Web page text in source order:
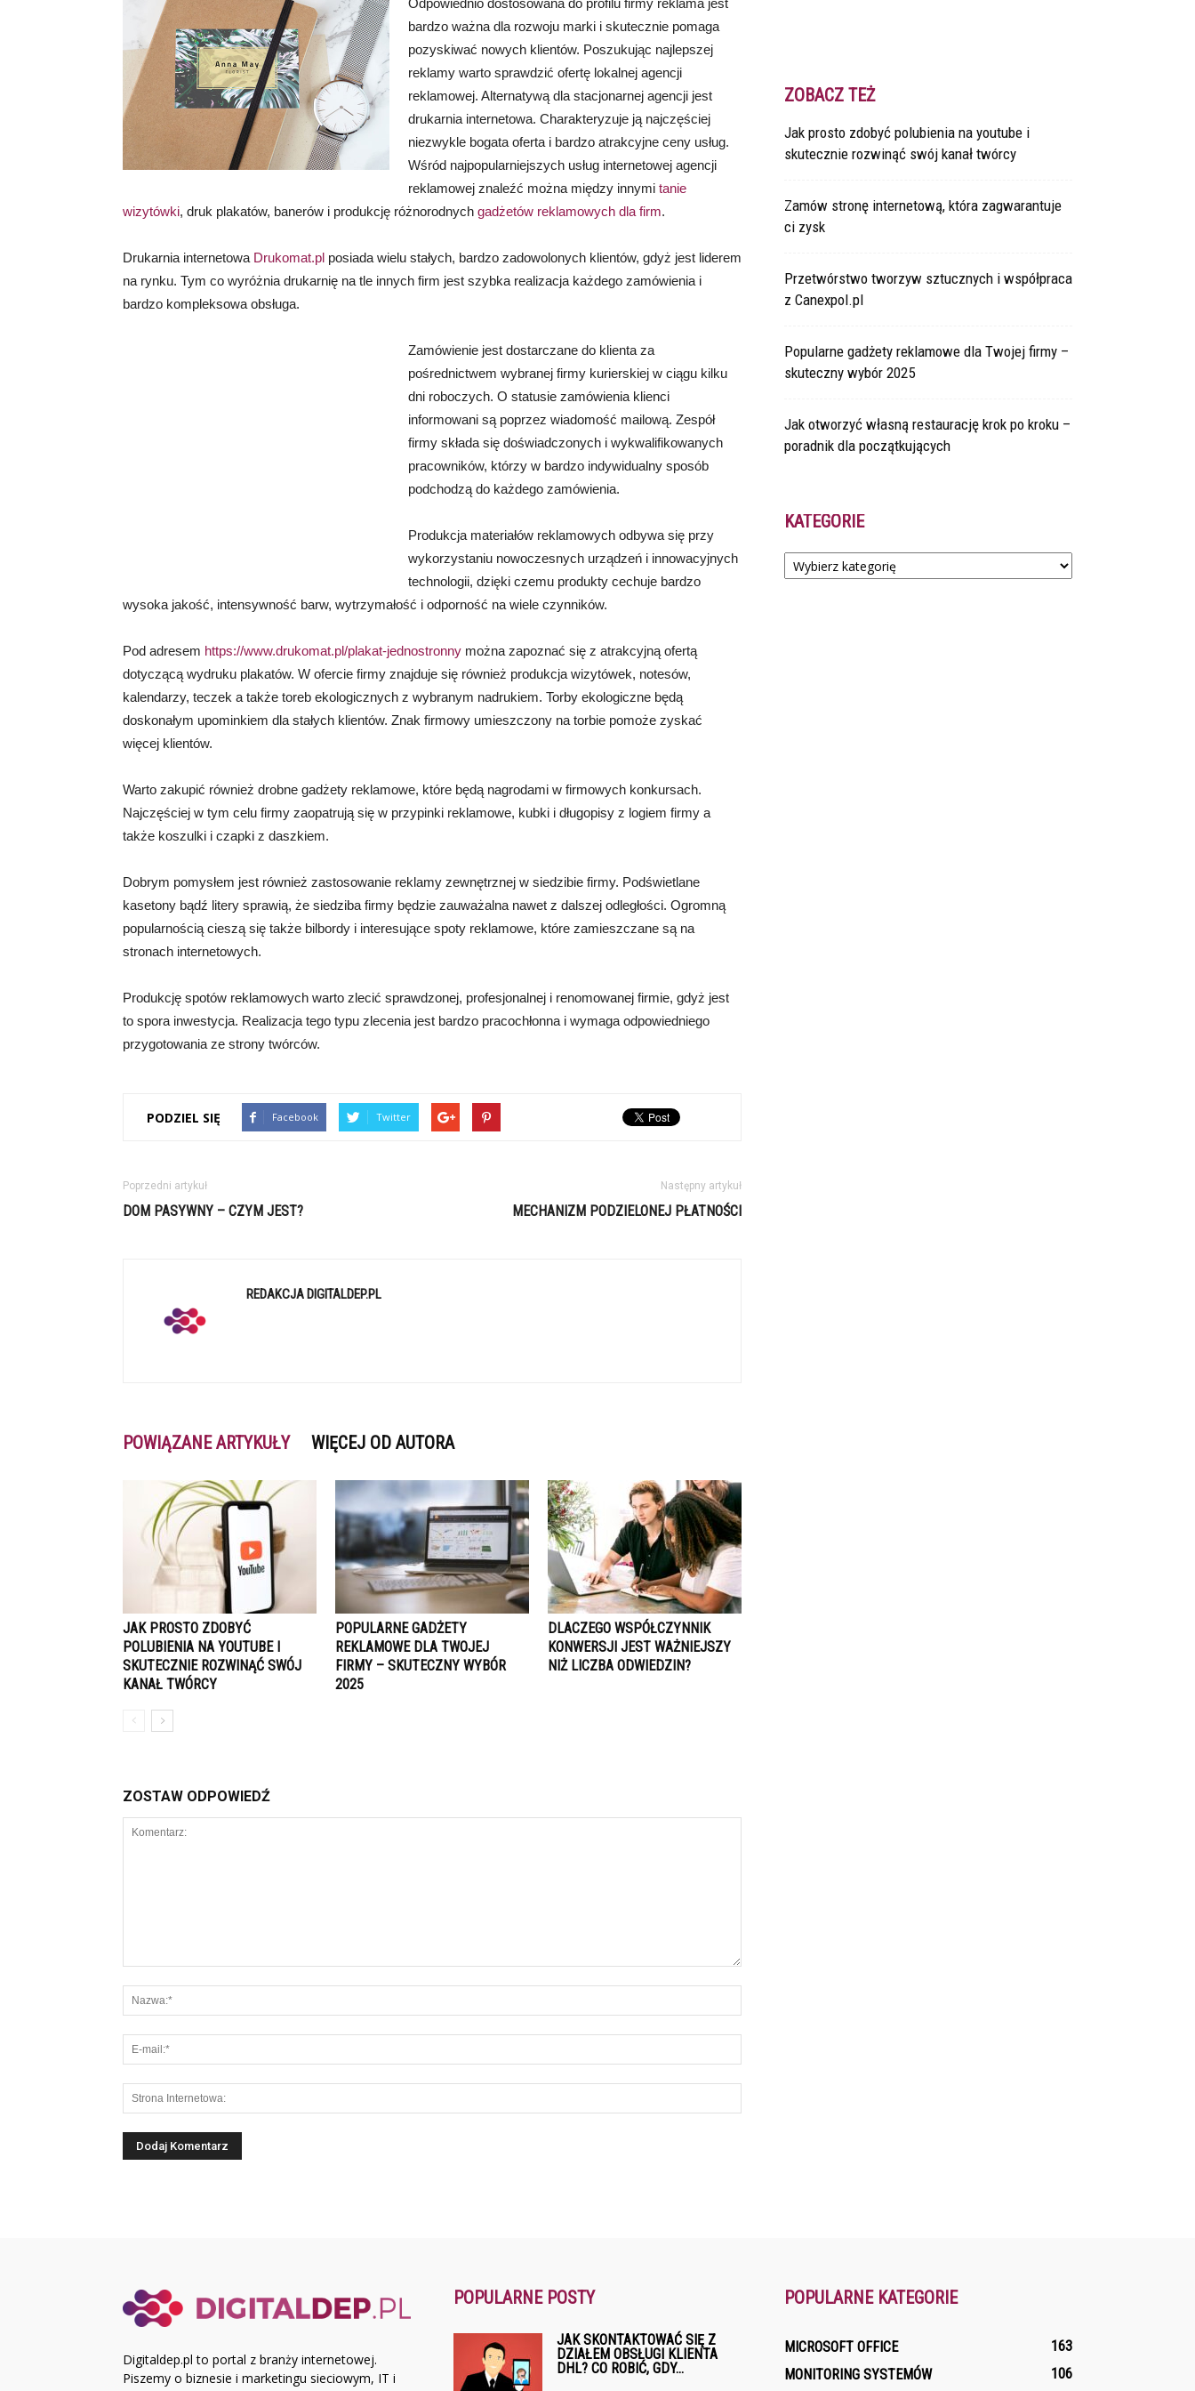
Odpowiednio dostosowana do profilu firmy reklama jest
bardzo ważna dla rozwoju marki i skutecznie pomaga
pozyskiwać nowych klientów. Poszukując najlepszej
reklamy warto sprawdzić ofertę lokalnej agencji
reklamowej. Alternatywą dla stacjonarnej agencji jest
drukarnia internetowa. Charakteryzuje ją najczęściej
niezwykle bogata oferta i bardzo atrakcyjne ceny usług.
Wśród najpopularniejszych usług internetowej agencji
reklamowej znaleźć można między innymi tanie
wizytówki, druk plakatów, banerów i produkcję różnorodnych gadżetów reklamowych dla firm.
Drukarnia internetowa Drukomat.pl posiada wielu stałych, bardzo zadowolonych klientów, gdyż jest liderem
na rynku. Tym co wyróżnia drukarnię na tle innych firm jest szybka realizacja każdego zamówienia i
bardzo kompleksowa obsługa.
Zamówienie jest dostarczane do klienta za
pośrednictwem wybranej firmy kurierskiej w ciągu kilku
dni roboczych. O statusie zamówienia klienci
informowani są poprzez wiadomość mailową. Zespół
firmy składa się doświadczonych i wykwalifikowanych
pracowników, którzy w bardzo indywidualny sposób
podchodzą do każdego zamówienia.
Produkcja materiałów reklamowych odbywa się przy
wykorzystaniu nowoczesnych urządzeń i innowacyjnych
technologii, dzięki czemu produkty cechuje bardzo
wysoka jakość, intensywność barw, wytrzymałość i odporność na wiele czynników.
Pod adresem https://www.drukomat.pl/plakat-jednostronny można zapoznać się z atrakcyjną ofertą
dotyczącą wydruku plakatów. W ofercie firmy znajduje się również produkcja wizytówek, notesów,
kalendarzy, teczek a także toreb ekologicznych z wybranym nadrukiem. Torby ekologiczne będą
doskonałym upominkiem dla stałych klientów. Znak firmowy umieszczony na torbie pomoże zyskać
więcej klientów.
Warto zakupić również drobne gadżety reklamowe, które będą nagrodami w firmowych konkursach.
Najczęściej w tym celu firmy zaopatrują się w przypinki reklamowe, kubki i długopisy z logiem firmy a
także koszulki i czapki z daszkiem.
Dobrym pomysłem jest również zastosowanie reklamy zewnętrznej w siedzibie firmy. Podświetlane
kasetony bądź litery sprawią, że siedziba firmy będzie zauważalna nawet z dalszej odległości. Ogromną
popularnością cieszą się także bilbordy i interesujące spoty reklamowe, które zamieszczane są na
stronach internetowych.
Produkcję spotów reklamowych warto zlecić sprawdzonej, profesjonalnej i renomowanej firmie, gdyż jest
to spora inwestycja. Realizacja tego typu zlecenia jest bardzo pracochłonna i wymaga odpowiedniego
przygotowania ze strony twórców.
PODZIEL SIĘ Facebook Twitter
Poprzedni artykuł
DOM PASYWNY – CZYM JEST?
Następny artykuł
MECHANIZM PODZIELONEJ PŁATNOŚCI
REDAKCJA DIGITALDEP.PL
POWIĄZANE ARTYKUŁY WIĘCEJ OD AUTORA
JAK PROSTO ZDOBYĆ
POLUBIENIA NA YOUTUBE I
SKUTECZNIE ROZWINĄĆ SWÓJ
KANAŁ TWÓRCY
POPULARNE GADŻETY
REKLAMOWE DLA TWOJEJ
FIRMY – SKUTECZNY WYBÓR
2025
DLACZEGO WSPÓŁCZYNNIK
KONWERSJI JEST WAŻNIEJSZY
NIŻ LICZBA ODWIEDZIN?
ZOSTAW ODPOWIEDŹ
ZOBACZ TEŻ
Jak prosto zdobyć polubienia na youtube i
skutecznie rozwinąć swój kanał twórcy
Zamów stronę internetową, która zagwarantuje
ci zysk
Przetwórstwo tworzyw sztucznych i współpraca
z Canexpol.pl
Popularne gadżety reklamowe dla Twojej firmy –
skuteczny wybór 2025
Jak otworzyć własną restaurację krok po kroku –
poradnik dla początkujących
KATEGORIE
Kategorie
Digitaldep.pl to portal z branży internetowej.
Piszemy o biznesie i marketingu sieciowym, IT i
POPULARNE POSTY
JAK SKONTAKTOWAĆ SIĘ Z
DZIAŁEM OBSŁUGI KLIENTA
DHL? CO ROBIĆ, GDY...
POPULARNE KATEGORIE
MICROSOFT OFFICE
163
MONITORING SYSTEMÓW
106